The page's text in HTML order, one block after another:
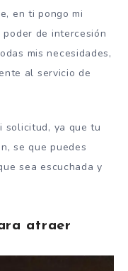
en ti pongo mi
de intercesión
mis necesidades,
al servicio de
solicitud, ya que tu
se que puedes
sea escuchada y
atraer